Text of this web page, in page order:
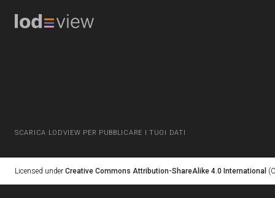
SCARICA LODVIEW PER PUBBLICARE I TUOI DATI
Licensed under Creative Commons Attribution-ShareAlike 4.0 International